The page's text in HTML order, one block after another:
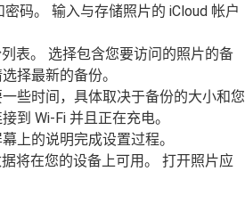
密码。 输入与存储照片的 iCloud 帐户
表。 选择包含您要访问的照片的备
择最新的备份。
些时间，具体取决于备份的大小和您
到 Wi-Fi 并且正在充电。
上的说明完成设置过程。
将在您的设备上可用。 打开照片应